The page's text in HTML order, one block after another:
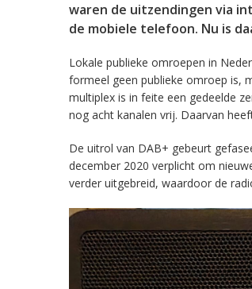
waren de uitzendingen via
de mobiele telefoon. Nu is
Lokale publieke omroepen in
formeel geen publieke omroep is,
multiplex is in feite een gedeelde
nog acht kanalen vrij. Daarvan
De uitrol van DAB+ gebeurt
december 2020 verplicht om
verder uitgebreid, waardoor de